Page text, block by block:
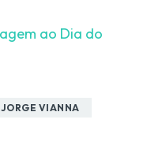
JORGE VIANNA